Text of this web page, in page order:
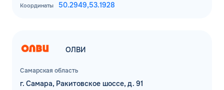
Координаты 50.2949,53.1928
Самарская область
ОЛВИ
г. Самара, Ракитовское шоссе, д. 91